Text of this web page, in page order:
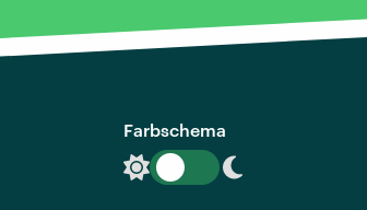
Farbschema